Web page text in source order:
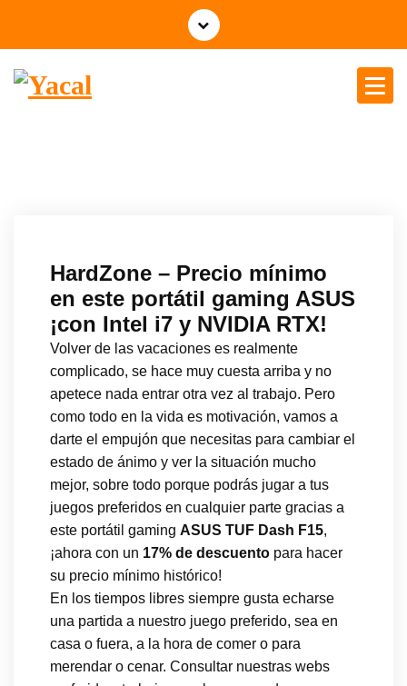
HardZone – Precio mínimo
en este portátil gaming ASUS
¡con Intel i7 y NVIDIA RTX!
Volver de las vacaciones es realmente
complicado, se hace muy cuesta arriba y no
apetece nada entrar otra vez al trabajo. Pero
como todo en la vida es motivación, vamos a
darte el empujón que necesitas para cambiar el
estado de ánimo y ver la situación mucho
mejor, sobre todo porque podrás jugar a tus
juegos preferidos en cualquier parte gracias a
este portátil gaming ASUS TUF Dash F15,
¡ahora con un 17% de descuento para hacer
su precio mínimo histórico!
En los tiempos libres siempre gusta echarse
una partida a nuestro juego preferido, sea en
casa o fuera, a la hora de comer o para
merendar o cenar. Consultar nuestras webs